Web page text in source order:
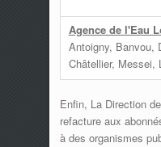
Agence de l'Eau
Antoigny, Banvou,
Châtellier, Messei,
Enfin, La Direction
refacture aux
à des organismes